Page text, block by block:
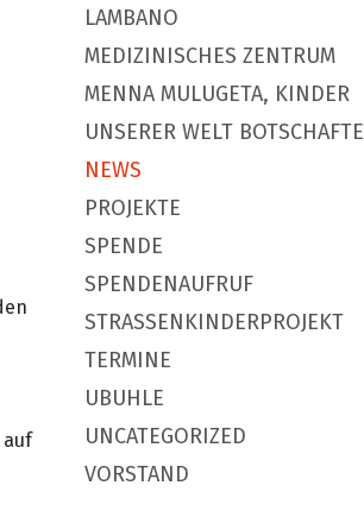
auf
LAMBANO
MEDIZINISCHES ZENTRUM
MENNA MULUGETA, KINDER
UNSERER WELT
NEWS
PROJEKTE
SPENDE
SPENDENAUFRUF
STRASSENKINDERPROJEKT
TERMINE
UBUHLE
UNCATEGORIZED
VORSTAND